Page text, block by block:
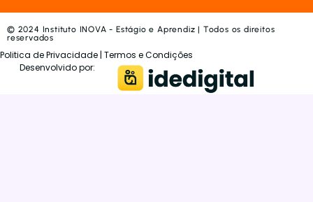
© 2024 Instituto INOVA - Estágio e Aprendiz | Todos os direitos
reservados
Politica de Privacidade | Termos e Condições
Desenvolvido por: